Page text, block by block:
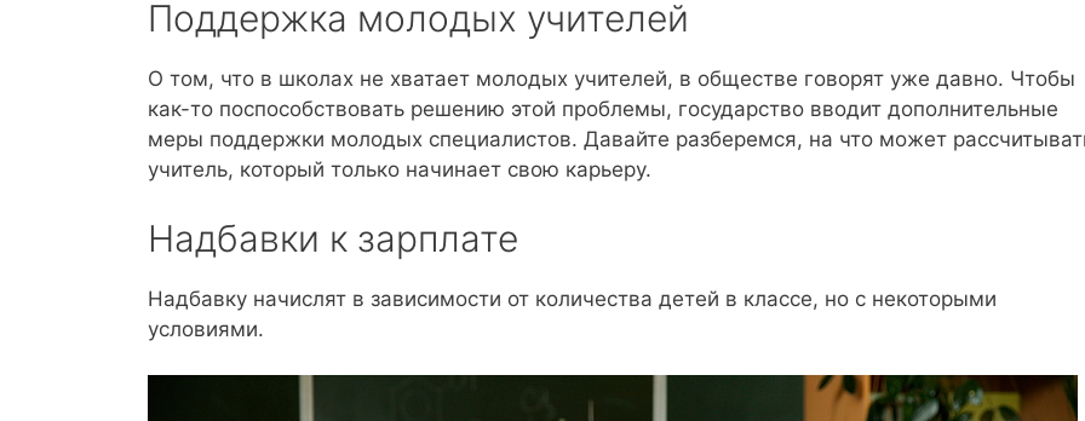
Поддержка молодых учителей
О том, что в школах не хватает молодых учителей, в обществе говорят уже давно. Чтобы
как-то поспособствовать решению этой проблемы, государство вводит дополнительные
меры поддержки молодых специалистов. Давайте разберемся, на что может
учитель, который только начинает свою карьеру.
Надбавки к зарплате
Надбавку начислят в зависимости от количества детей в классе, но с некоторыми
условиями.